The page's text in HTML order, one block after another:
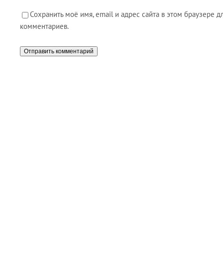
Сохранить моё имя, email и адрес сайта в этом браузере
комментариев.